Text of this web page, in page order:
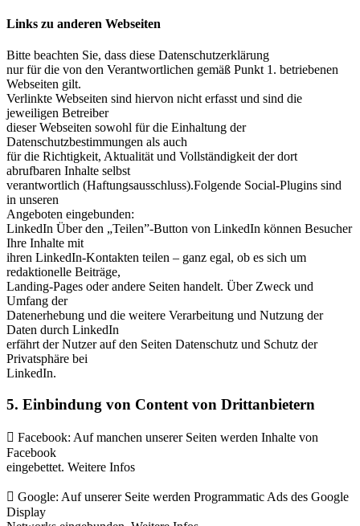
Links zu anderen Webseiten
Bitte beachten Sie, dass diese Datenschutzerklärung
nur für die von den Verantwortlichen gemäß Punkt 1. betriebenen
Webseiten gilt.
Verlinkte Webseiten sind hiervon nicht erfasst und sind die
jeweiligen Betreiber
dieser Webseiten sowohl für die Einhaltung der
Datenschutzbestimmungen als auch
für die Richtigkeit, Aktualität und Vollständigkeit der dort
abrufbaren Inhalte selbst
verantwortlich (Haftungsausschluss).Folgende Social-Plugins sind
in unseren
Angeboten eingebunden:
LinkedIn Über den „Teilen”-Button von LinkedIn können Besucher
Ihre Inhalte mit
ihren LinkedIn-Kontakten teilen – ganz egal, ob es sich um
redaktionelle Beiträge,
Landing-Pages oder andere Seiten handelt. Über Zweck und
Umfang der
Datenerhebung und die weitere Verarbeitung und Nutzung der
Daten durch LinkedIn
erfährt der Nutzer auf den Seiten Datenschutz und Schutz der
Privatsphäre bei
LinkedIn.
5. Einbindung von Content von Drittanbietern
 Facebook: Auf manchen unserer Seiten werden Inhalte von
Facebook
eingebettet. Weitere Infos
 Google: Auf unserer Seite werden Programmatic Ads des Google
Display